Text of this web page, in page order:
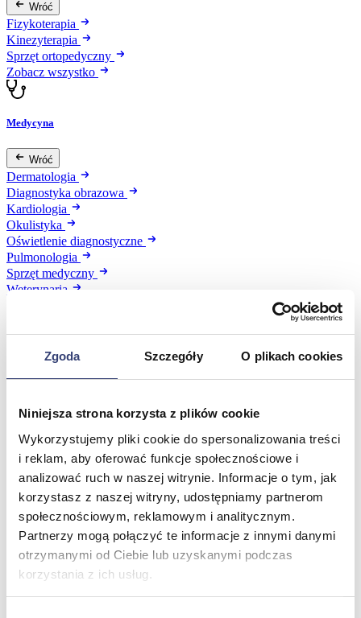
Zgoda Szczegóły O plikach cookies
Niniejsza strona korzysta z plików cookie
Wykorzystujemy pliki cookie do spersonalizowania treści
i reklam, aby oferować funkcje społecznościowe i
analizować ruch w naszej witrynie. Informacje o tym, jak
korzystasz z naszej witryny, udostępniamy partnerom
społecznościowym, reklamowym i analitycznym.
Partnerzy mogą połączyć te informacje z innymi danymi
otrzymanymi od Ciebie lub uzyskanymi podczas
korzystania z ich usług.
Wróć
Fizykoterapia
Kinezyterapia
Sprzęt ortopedyczny
Zobacz wszystko
Medycyna
Wróć
Dermatologia
Diagnostyka obrazowa
Kardiologia
Okulistyka
Oświetlenie diagnostyczne
Pulmonologia
Sprzęt medyczny
Weterynaria
Zobacz wszystko
Druk 3D
Gabinet stomatologiczny
Ortodoncja
Pracownia protetyczna
Zobacz wszystko
Higiena